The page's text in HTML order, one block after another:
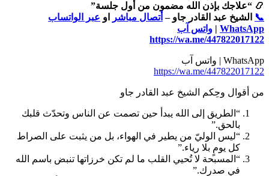
📿 “علاجك بإذن الله مضمون من أول جلسة”
📞
الشيخ عبد القادر جاو – أتصال مباشر او عبر الواتساب
WhatsApp
| واتس آب
https://wa.me/447822017122
WhatsApp | واتس آب
https://wa.me/447822017122
من أقوال وحِكم الشيخ عبد القادر جاو
“الطريق إلى الله يبدأ حين تصمت عن الناس وتحدّث قلبك
بالحق.”
“ليس الوليّ من يطير في الهواء، بل من يثبت على الصراط
كل يومٍ بلا رياء.”
“المسبحة لا تُحيي القلب ما لم تكن خرزاتها تنبض باسم الله
في صدرك.”